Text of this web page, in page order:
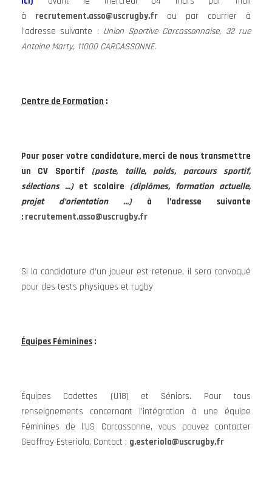
à recrutement.asso@uscrugby.fr ou par courrier à
l’adresse suivante : Union Sportive Carcassonnaise, 32 rue
Antoine Marty, 11000 CARCASSONNE.
Centre de Formation :
Pour poser votre candidature, merci de nous transmettre
un CV Sportif (poste, taille, poids, parcours sportif,
sélections …)et scolaire (diplômes, formation actuelle,
projet d’orientation …)à l’adresse suivante
: recrutement.asso@uscrugby.fr
Si la candidature d’un joueur est retenue, il sera convoqué
pour des tests physiques et rugby
Équipes Féminines :
Équipes Cadettes (U18) et Séniors. Pour tous
renseignements concernant l’intégration à une équipe
Féminines de l’US Carcassonne, vous pouvez contacter
Geoffroy Esteriola. Contact : g.esteriola@uscrugby.fr